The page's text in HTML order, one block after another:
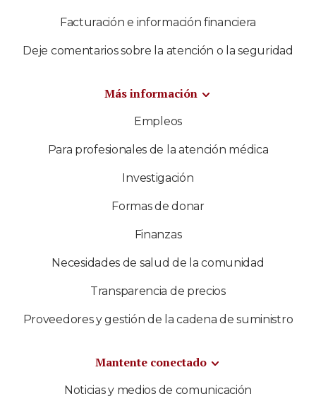
Facturación e información financiera
Deje comentarios sobre la atención o la seguridad
Más información
Empleos
Para profesionales de la atención médica
Investigación
Formas de donar
Finanzas
Necesidades de salud de la comunidad
Transparencia de precios
Proveedores y gestión de la cadena de suministro
Mantente conectado
Noticias y medios de comunicación